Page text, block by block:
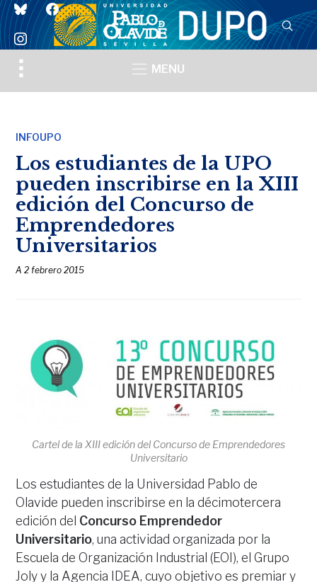
blueskyfacebook
instagram
Toggle
sidebar
MENU
INFOUPO
Los estudiantes de la UPO
pueden inscribirse en la XIII
edición del Concurso de
Emprendedores
Universitarios
A2 febrero 2015
Cartel de la XIII edición del Concurso de Emprendedores
Universitario
Los estudiantes de la Universidad Pablo de
Olavide pueden inscribirse en la décimotercera
edición del Concurso Emprendedor
Universitario, una actividad organizada por la
Escuela de Organización Industrial (EOI), el Grupo
Joly y la Agencia IDEA, cuyo objetivo es premiar y